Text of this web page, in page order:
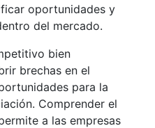
oportunidades y
del mercado.
bien
brechas en el
para la
Comprender el
a las empresas